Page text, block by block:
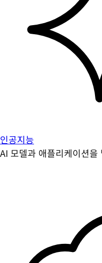
인공지능
AI 모델과 애플리케이션